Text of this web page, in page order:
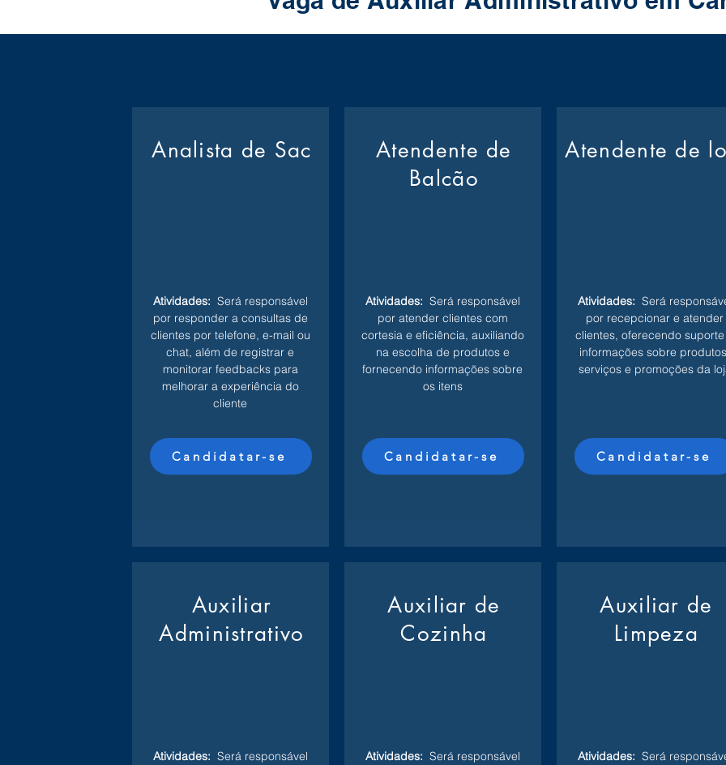
Analista de Sac
Atividades: Será responsável
por responder a consultas de
clientes por telefone, e-mail ou
chat, além de registrar e
monitorar feedbacks para
melhorar a experiência do
cliente
Candidatar-se
Auxiliar
Administrativo
Atividades: Será responsável
Atendente de
Balcão
Atividades: Será responsável
por atender clientes com
cortesia e eficiência, auxiliando
na escolha de produtos e
fornecendo informações sobre
os itens
Candidatar-se
Auxiliar de
Cozinha
Atividades: Será responsável
Atendente de
Atividades: Será
por recepcionar e atender
clientes, oferecendo
informações sobre
serviços e promoções da
Candidatar-se
Auxiliar de
Limpeza
Atividades: Será